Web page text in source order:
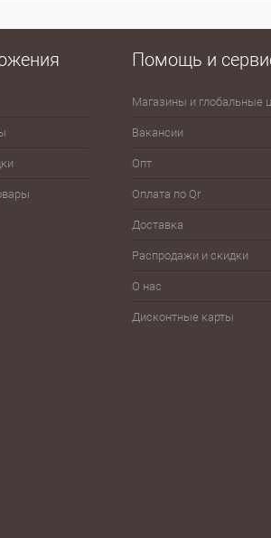
Зима
Помощь и
Магазины и глобальные
Вакансии
Опт
Оплата по Qr
Доставка
Распродажи и скидки
О нас
Дисконтные карты